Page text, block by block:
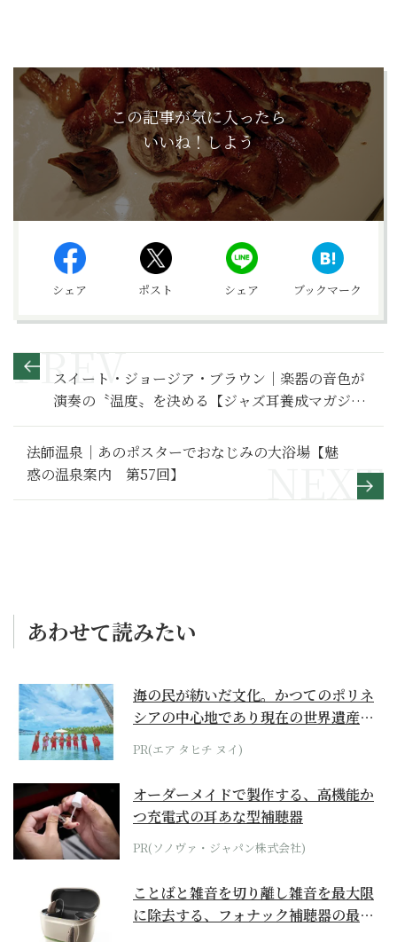
この記事が気に入ったら
いいね！しよう
シェア ポスト シェア ブックマーク
スイート・ジョージア・ブラウン｜楽器の音色が
演奏の〝温度〟を決める【ジャズ耳養成マガジン
JAZZ100年】第19巻より
法師温泉｜あのポスターでおなじみの大浴場【魅
惑の温泉案内 第57回】
あわせて読みたい
海の民が紡いだ文化。かつてのポリネ
シアの中心地であり現在の世界遺産か
らみえてくる...
PR(エア タヒチ ヌイ)
オーダーメイドで製作する、高機能か
つ充電式の耳あな型補聴器
PR(ソノヴァ・ジャパン株式会社)
ことばと雑音を切り離し雑音を最大限
に除去する、フォナック補聴器の最上